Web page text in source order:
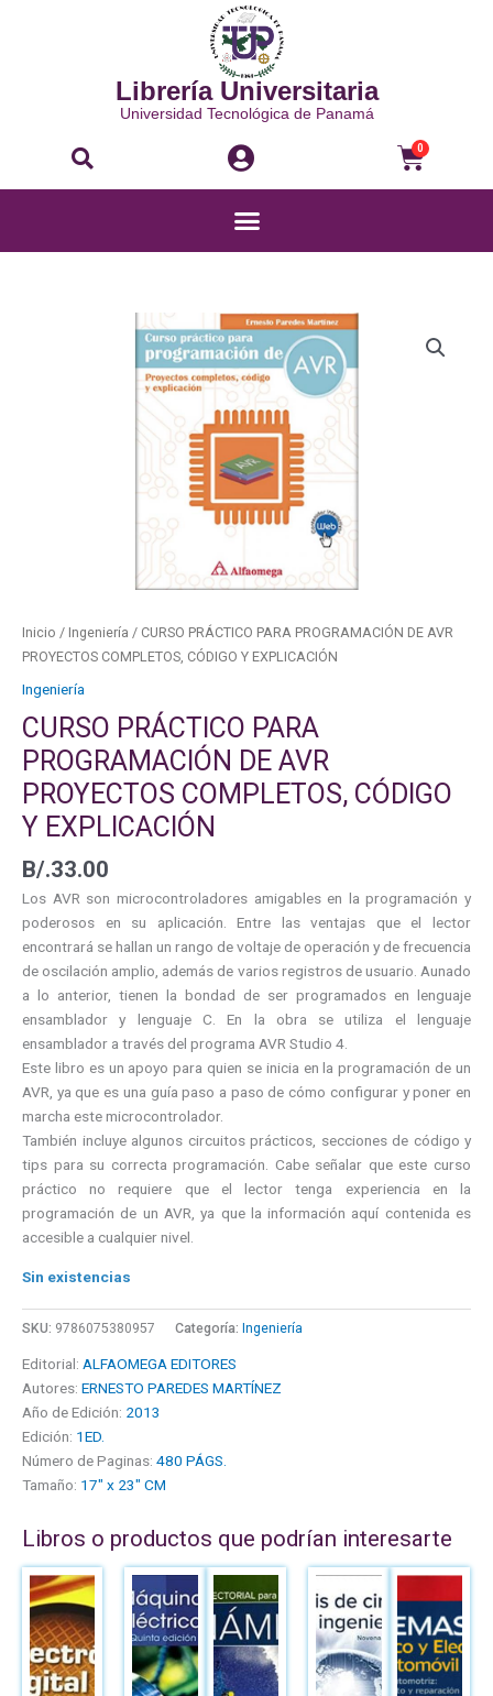
Librería Universitaria
Universidad Tecnológica de Panamá
Buscar 0
Menú
Inicio / Ingeniería / CURSO PRÁCTICO PARA PROGRAMACIÓN DE AVR
PROYECTOS COMPLETOS, CÓDIGO Y EXPLICACIÓN
Ingeniería
CURSO PRÁCTICO PARA
PROGRAMACIÓN DE AVR
PROYECTOS COMPLETOS, CÓDIGO
Y EXPLICACIÓN
B/.33.00
Los AVR son microcontroladores amigables en la programación y
poderosos en su aplicación. Entre las ventajas que el lector
encontrará se hallan un rango de voltaje de operación y de frecuencia
de oscilación amplio, además de varios registros de usuario. Aunado
a lo anterior, tienen la bondad de ser programados en lenguaje
ensamblador y lenguaje C. En la obra se utiliza el lenguaje
ensamblador a través del programa AVR Studio 4.
Este libro es un apoyo para quien se inicia en la programación de un
AVR, ya que es una guía paso a paso de cómo configurar y poner en
marcha este microcontrolador.
También incluye algunos circuitos prácticos, secciones de código y
tips para su correcta programación. Cabe señalar que este curso
práctico no requiere que el lector tenga experiencia en la
programación de un AVR, ya que la información aquí contenida es
accesible a cualquier nivel.
Sin existencias
SKU: 9786075380957 Categoría: Ingeniería
Editorial: ALFAOMEGA EDITORES
Autores: ERNESTO PAREDES MARTÍNEZ
Año de Edición: 2013
Edición: 1ED.
Número de Paginas: 480 PÁGS.
Tamaño: 17" x 23" CM
Libros o productos que podrían interesarte